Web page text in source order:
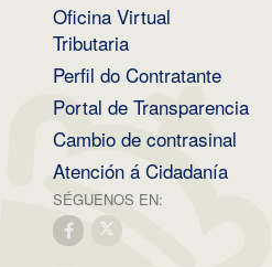
Oficina Virtual
Tributaria
Perfil do Contratante
Portal de Transparencia
Cambio de contrasinal
Atención á Cidadanía
SÉGUENOS EN: